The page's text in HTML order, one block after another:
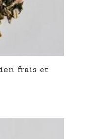
frais et